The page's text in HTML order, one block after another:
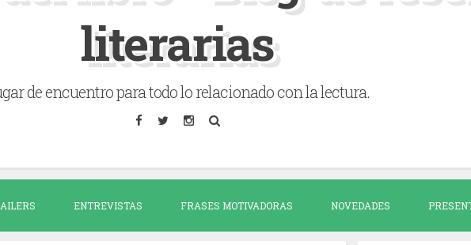
literarias
de encuentro para todo lo relacionado con la lectura.
ENTREVISTAS FRASES MOTIVADORAS NOVEDADES